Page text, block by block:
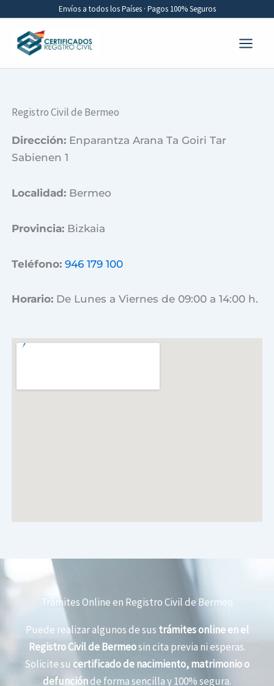
contenido
Envíos a todos los Países · Pagos 100% Seguros
Registro Civil de Bermeo
Dirección: Enparantza Arana Ta Goiri Tar
Sabienen 1
Localidad: Bermeo
Provincia: Bizkaia
Teléfono: 946 179 100
Horario: De Lunes a Viernes de 09:00 a 14:00 h.
Trámites Online en Registro Civil de Bermeo
Puede realizar algunos de sus trámites online en el
Registro Civil de Bermeosin cita previa ni esperas.
Solicite su certificado de nacimiento, matrimonio o
defunciónde forma sencilla y 100% segura.